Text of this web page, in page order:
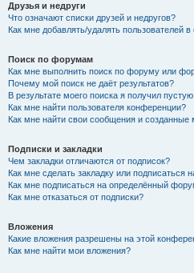
Друзья и недруги
Что означают списки друзей и недругов?
Как мне добавлять/удалять пользователей
Поиск по форумам
Как мне выполнить поиск по форуму или
Почему мой поиск не даёт результатов?
В результате моего поиска я получил
Как мне найти пользователя конференции?
Как мне найти свои сообщения и
Подписки и закладки
Чем закладки отличаются от подписок?
Как мне сделать закладку или подписаться
Как мне подписаться на определённый
Как мне отказаться от подписки?
Вложения
Какие вложения разрешены на этой
Как мне найти мои вложения?